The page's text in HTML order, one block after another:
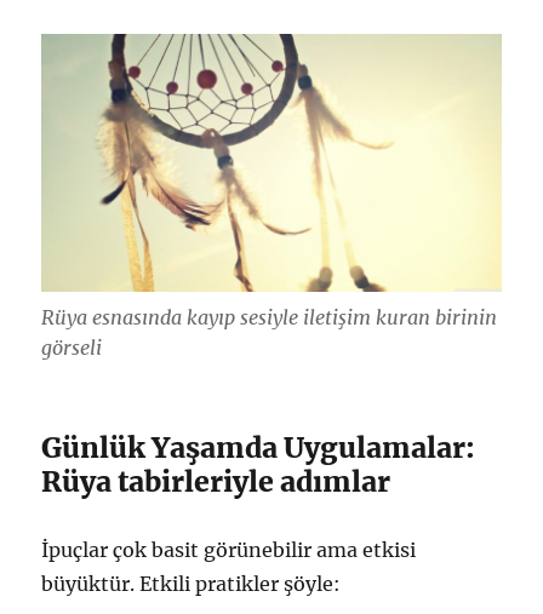
Rüya esnasında kayıp sesiyle iletişim kuran birinin
görseli
Günlük Yaşamda Uygulamalar:
Rüya tabirleriyle adımlar
İpuçlar çok basit görünebilir ama etkisi
büyüktür. Etkili pratikler şöyle: